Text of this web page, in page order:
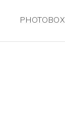
PHOTOBOX